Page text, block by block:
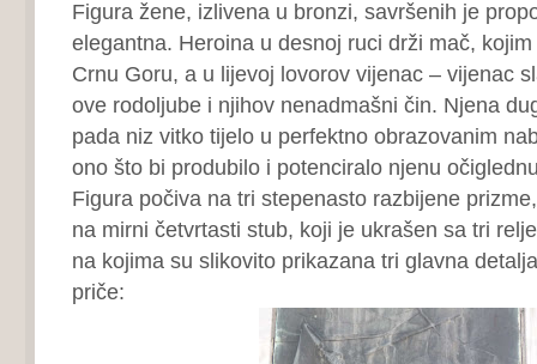
Figura žene, izlivena u bronzi, savršenih je
elegantna. Heroina u desnoj ruci drži mač,
Crnu Goru, a u lijevoj lovorov vijenac – vijenac
ove rodoljube i njihov nenadmašni čin. Njena
pada niz vitko tijelo u perfektno obrazovanim
ono što bi produbilo i potenciralo njenu
Figura počiva na tri stepenasto razbijene
na mirni četvrtasti stub, koji je ukrašen sa tri
na kojima su slikovito prikazana tri glavna
priče: